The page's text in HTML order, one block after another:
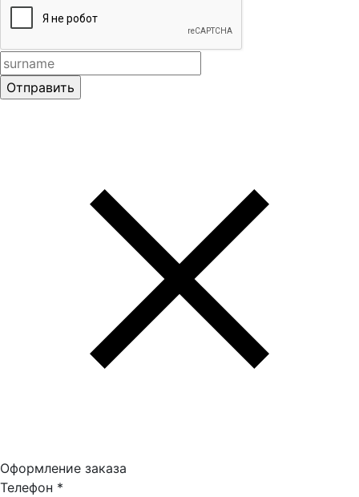
Оформление заказа
Телефон *